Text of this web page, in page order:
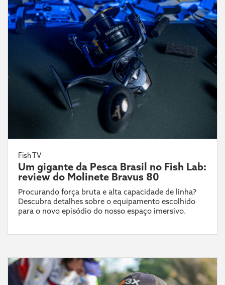
Fish TV
Um gigante da Pesca Brasil no Fish Lab:
review do Molinete Bravus 80
Procurando força bruta e alta capacidade de linha?
Descubra detalhes sobre o equipamento escolhido
para o novo episódio do nosso espaço imersivo.